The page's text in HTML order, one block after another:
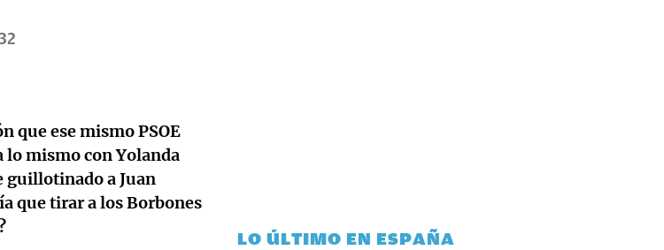
que ese mismo PSOE
lo mismo con Yolanda
guillotinado a Juan
que tirar a los Borbones
LO ÚLTIMO EN ESPAÑA